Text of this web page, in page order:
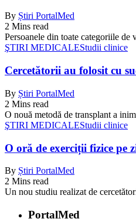
By Știri PortalMed
2 Mins read
Persoanele din toate categoriile
ŞTIRI MEDICALEStudii clinice
Cercetătorii au folosit cu
By Știri PortalMed
2 Mins read
O nouă metodă de transplant a
ŞTIRI MEDICALEStudii clinice
O oră de exerciții fizice pe
By Știri PortalMed
2 Mins read
Un nou studiu realizat de
PortalMed